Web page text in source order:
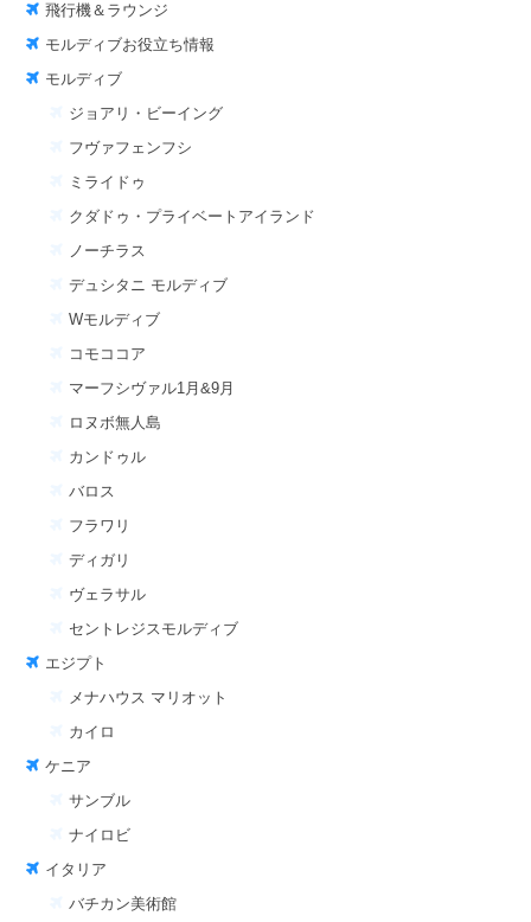
飛行機＆ラウンジ
モルディブお役立ち情報
モルディブ
ジョアリ・ビーイング
フヴァフェンフシ
ミライドゥ
クダドゥ・プライベートアイランド
ノーチラス
デュシタニ モルディブ
Wモルディブ
コモココア
マーフシヴァル1月&9月
ロヌボ無人島
カンドゥル
バロス
フラワリ
ディガリ
ヴェラサル
セントレジスモルディブ
エジプト
メナハウス マリオット
カイロ
ケニア
サンブル
ナイロビ
イタリア
バチカン美術館